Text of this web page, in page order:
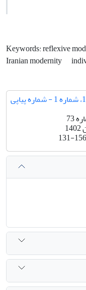
Keywords: reflexive
Iranian modernity
دوره 19، شماره 1 - شماره پیاپی
73
131-156